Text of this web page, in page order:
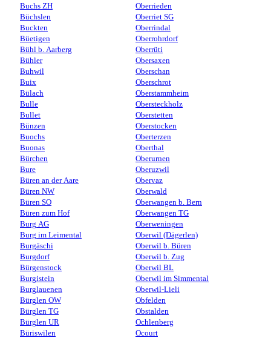
Buchs ZH
Büchslen
Buckten
Büetigen
Bühl b. Aarberg
Bühler
Buhwil
Buix
Bülach
Bulle
Bullet
Bünzen
Buochs
Buonas
Bürchen
Bure
Büren an der Aare
Büren NW
Büren SO
Büren zum Hof
Burg AG
Burg im Leimental
Burgäschi
Burgdorf
Bürgenstock
Burgistein
Burglauenen
Bürglen OW
Bürglen TG
Bürglen UR
Büriswilen
Oberrieden
Oberriet SG
Oberrindal
Oberrohrdorf
Oberrüti
Obersaxen
Oberschan
Oberschrot
Oberstammheim
Obersteckholz
Oberstetten
Oberstocken
Oberterzen
Oberthal
Oberurnen
Oberuzwil
Obervaz
Oberwald
Oberwangen b. Bern
Oberwangen TG
Oberweningen
Oberwil (Dägerlen)
Oberwil b. Büren
Oberwil b. Zug
Oberwil BL
Oberwil im Simmental
Oberwil-Lieli
Obfelden
Obstalden
Ochlenberg
Ocourt